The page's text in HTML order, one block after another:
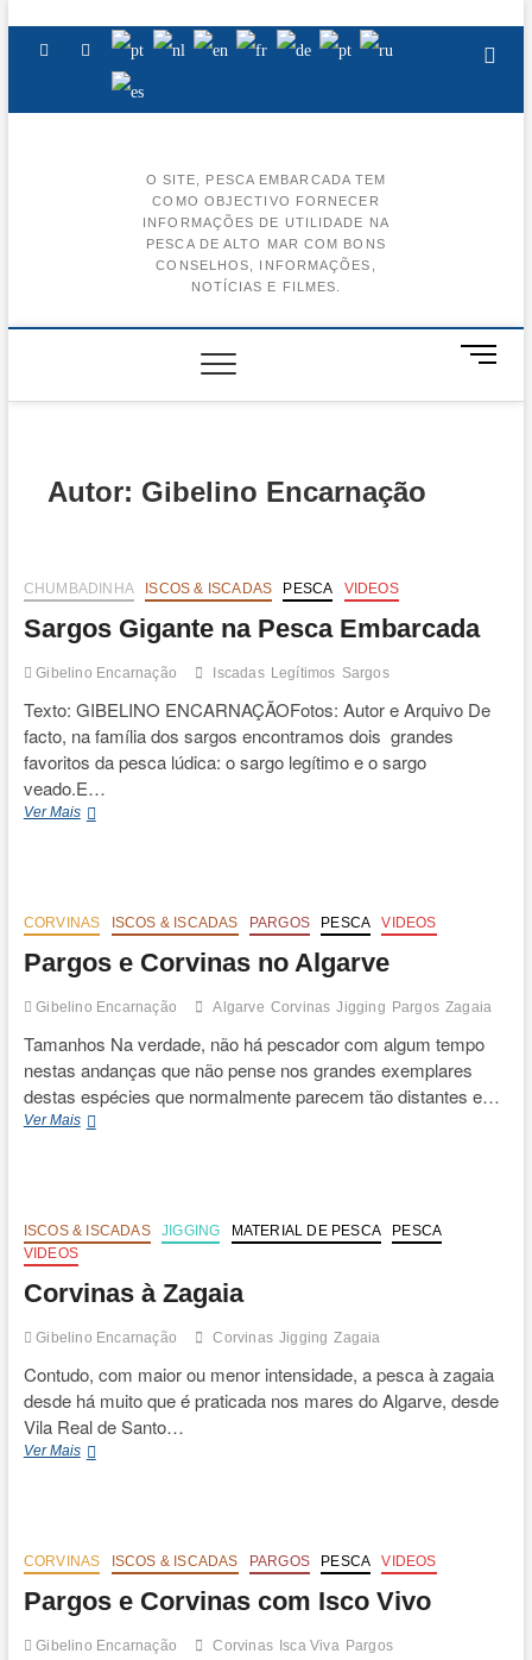
content
FacebookInstagramYoutube
O SITE, PESCA EMBARCADA TEM
COMO OBJECTIVO FORNECER
INFORMAÇÕES DE UTILIDADE NA
PESCA DE ALTO MAR COM BONS
CONSELHOS, INFORMAÇÕES,
NOTÍCIAS E FILMES.
M
n
Autor: Gibelino Encarnação
CHUMBADINHA ISCOS & ISCADAS PESCA VIDEOS
Sargos Gigante na Pesca Embarcada
Gibelino Encarnação Iscadas Legítimos Sargos
Texto: GIBELINO ENCARNAÇÃOFotos: Autor e Arquivo De
facto, na família dos sargos encontramos dois grandes
favoritos da pesca lúdica: o sargo legítimo e o sargo
veado.E…
Ver MaisSargos
CORVINAS
ISCOS & ISCADAS PARGOS PESCA VIDEOS
Pargos e Corvinas no Algarve
Gibelino Encarnação Algarve Corvinas Jigging Pargos Zagaia
Tamanhos Na verdade, não há pescador com algum tempo
nestas andanças que não pense nos grandes exemplares
destas espécies que normalmente parecem tão distantes e…
Ver MaisPargos
ISCOS & ISCADAS
JIGGING MATERIAL DE PESCA
PESCA
VIDEOS
Corvinas à Zagaia
Gibelino Encarnação Corvinas Jigging Zagaia
Contudo, com maior ou menor intensidade, a pesca à zagaia
desde há muito que é praticada nos mares do Algarve, desde
Vila Real de Santo…
Ver MaisCorvinas
CORVINAS ISCOS & ISCADAS PARGOS PESCA VIDEOS
Pargos e Corvinas com Isco Vivo
Gibelino Encarnação Corvinas Isca Viva Pargos